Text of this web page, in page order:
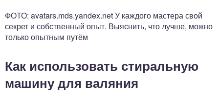
ФОТО: avatars.mds.yandex.net У каждого мастера свой
секрет и собственный опыт. Выяснить, что лучше, можно
только опытным путём
Как использовать стиральную
машину для валяния